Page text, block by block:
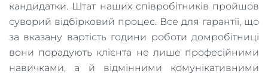
кандидатки. Штат наших співробітників пройшов
суворий відбірковий процес. Все для гарантії, що
за вказану вартість години роботи домробітниці
вони порадують клієнта не лише професійними
навичками, а й відмінними комунікативними